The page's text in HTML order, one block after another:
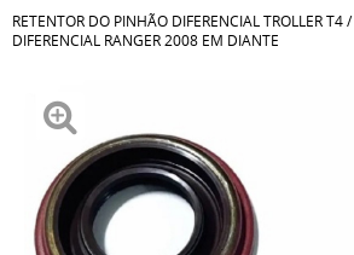
RETENTOR DO PINHÃO DIFERENCIAL TROLLER T4
DIFERENCIAL RANGER 2008 EM DIANTE